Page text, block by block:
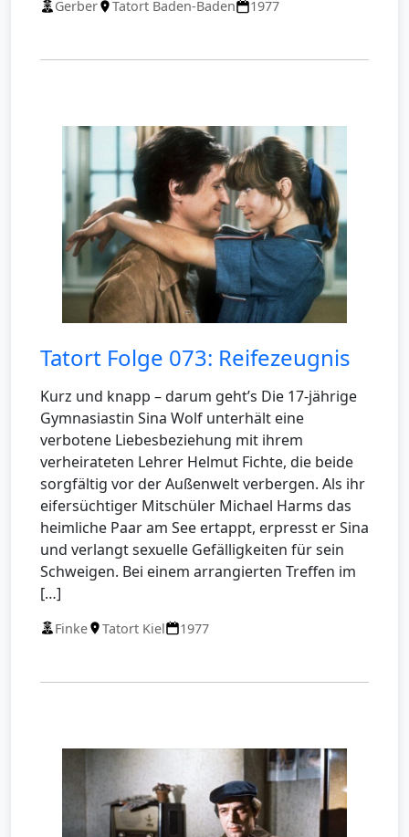
Gerber Tatort Baden-Baden 1977
Tatort Folge 073: Reifezeugnis
Kurz und knapp – darum geht’s Die 17-jährige
Gymnasiastin Sina Wolf unterhält eine
verbotene Liebesbeziehung mit ihrem
verheirateten Lehrer Helmut Fichte, die beide
sorgfältig vor der Außenwelt verbergen. Als ihr
eifersüchtiger Mitschüler Michael Harms das
heimliche Paar am See ertappt, erpresst er Sina
und verlangt sexuelle Gefälligkeiten für sein
Schweigen. Bei einem arrangierten Treffen im
[…]
Finke Tatort Kiel 1977